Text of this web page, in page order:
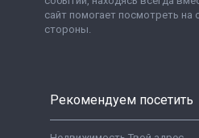
сайт помогает посмотреть на
стороны.
Рекомендуем посетить